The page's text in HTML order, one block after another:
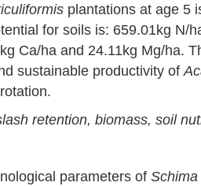
plantations at age 5
for soils is: 659.01kg N/
Ca/ha and 24.11kg Mg/ha.
sustainable productivity of
retention, biomass, soil
parameters of S